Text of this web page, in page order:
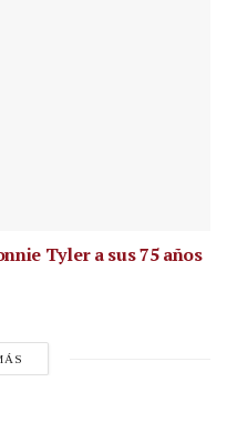
Tyler a sus 75 años